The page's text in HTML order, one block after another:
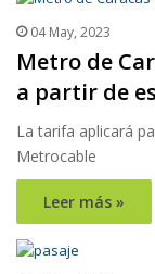
04 May, 2023
Metro de
a partir de
La tarifa aplicará
Metrocable
Leer más »